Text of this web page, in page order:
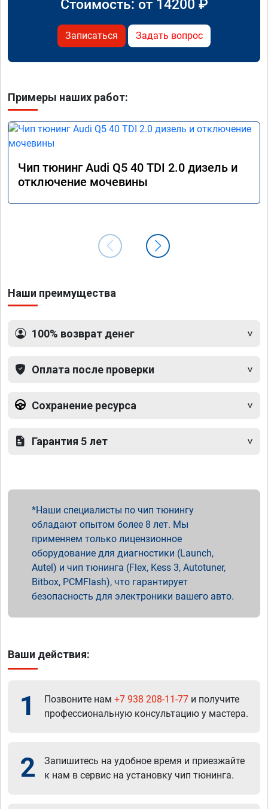
Стоимость: от 14200 ₽
Записаться Задать вопрос
Примеры наших работ:
Чип тюнинг Audi Q5 40 TDI 2.0 дизель и
отключение мочевины
Наши преимущества
100% возврат денег
Оплата после проверки
Сохранение ресурса
Гарантия 5 лет
Наши специалисты по чип тюнингу
обладают опытом более 8 лет. Мы
применяем только лицензионное
оборудование для диагностики (Launch,
Autel) и чип тюнинга (Flex, Kess 3, Autotuner,
Bitbox, PCMFlash), что гарантирует
безопасность для электроники вашего авто.
Ваши действия:
1 Позвоните нам +7 938 208-11-77 и получите
профессиональную консультацию у мастера.
2
Запишитесь на удобное время и приезжайте
к нам в сервис на установку чип тюнинга.